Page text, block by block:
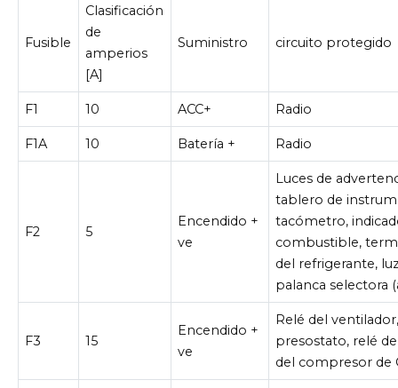
Fusible
Clasificación
de
amperios
[A]
Suministro circuito protegido
F1 10 ACC+ Radio
F1A 10 Batería + Radio
F2 5
Encendido +
ve
Luces de
tablero de
tacómetro,
combustible,
del refrigerante,
palanca selectora
F3 15
Encendido +
ve
Relé del
presostato, relé
del compresor de